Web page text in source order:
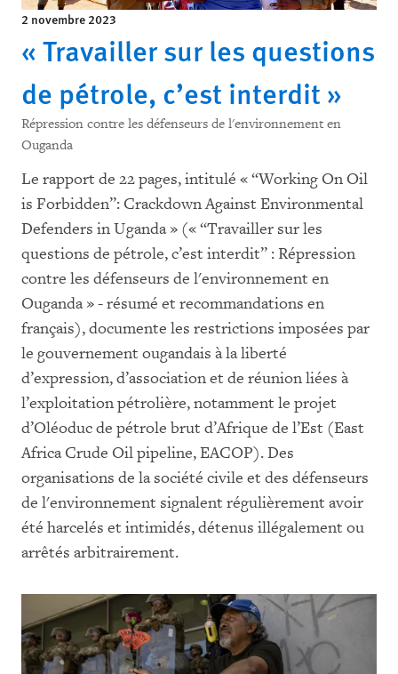
2 novembre 2023
« Travailler sur les questions
de pétrole, c’est interdit »
Répression contre les défenseurs de l'environnement en
Ouganda
Le rapport de 22 pages, intitulé « “Working On Oil
is Forbidden”: Crackdown Against Environmental
Defenders in Uganda » (« “Travailler sur les
questions de pétrole, c’est interdit” : Répression
contre les défenseurs de l'environnement en
Ouganda » - résumé et recommandations en
français), documente les restrictions imposées par
le gouvernement ougandais à la liberté
d’expression, d’association et de réunion liées à
l’exploitation pétrolière, notamment le projet
d’Oléoduc de pétrole brut d’Afrique de l’Est (East
Africa Crude Oil pipeline, EACOP). Des
organisations de la société civile et des défenseurs
de l'environnement signalent régulièrement avoir
été harcelés et intimidés, détenus illégalement ou
arrêtés arbitrairement.